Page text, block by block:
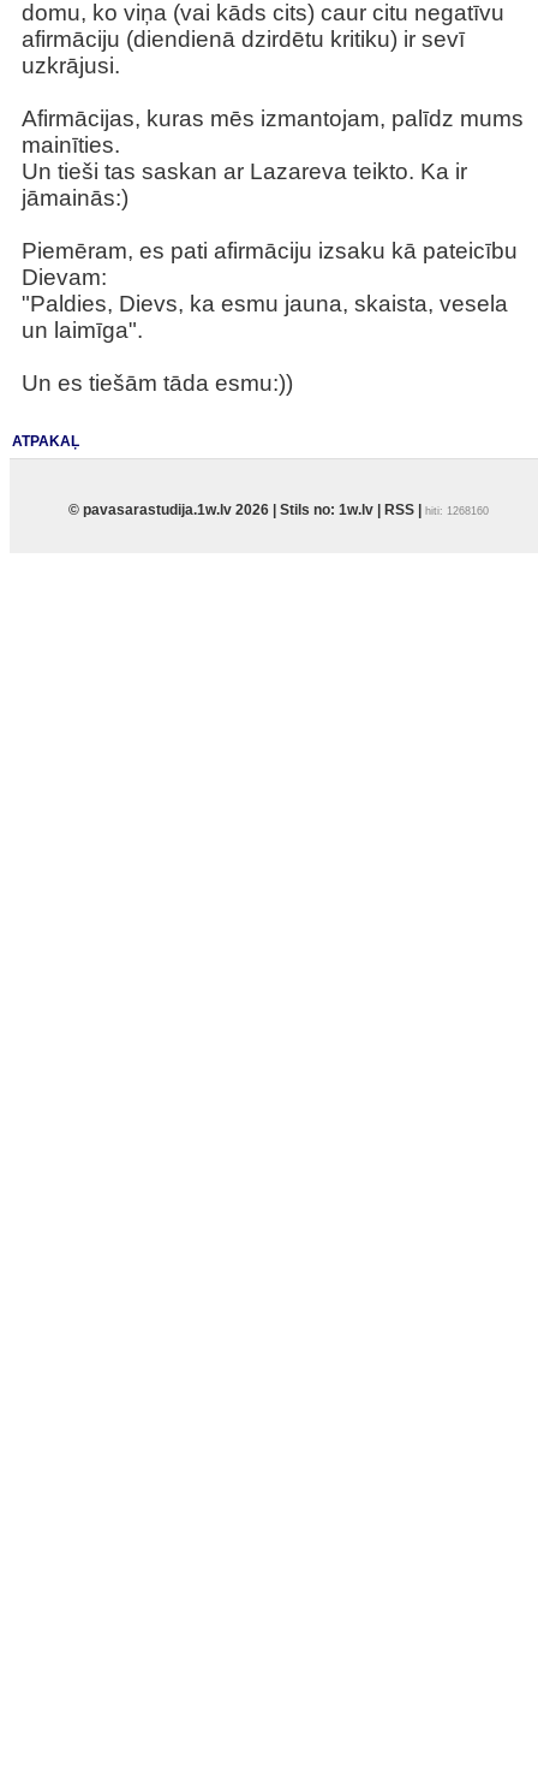
domu, ko viņa (vai kāds cits) caur citu negatīvu
afirmāciju (diendienā dzirdētu kritiku) ir sevī
uzkrājusi.
Afirmācijas, kuras mēs izmantojam, palīdz mums
mainīties.
Un tieši tas saskan ar Lazareva teikto. Ka ir
jāmainās:)
Piemēram, es pati afirmāciju izsaku kā pateicību
Dievam:
"Paldies, Dievs, ka esmu jauna, skaista, vesela
un laimīga".
Un es tiešām tāda esmu:))
ATPAKAĻ
© pavasarastudija.1w.lv 2026 | Stils no: 1w.lv RSS hiti: 1268160